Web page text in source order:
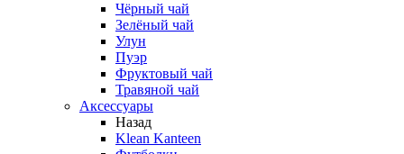
Чёрный чай
Зелёный чай
Улун
Пуэр
Фруктовый чай
Травяной чай
Аксессуары
Назад
Klean Kanteen